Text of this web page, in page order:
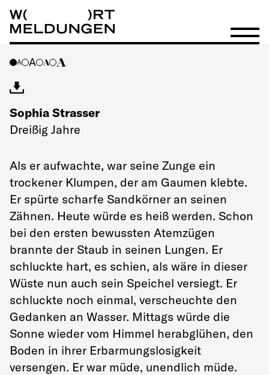
Wortmeldungen
A A A A
Sophia Strasser
Dreißig Jahre
Als er aufwachte, war seine Zunge ein
trockener Klumpen, der am Gaumen klebte.
Er spürte scharfe Sandkörner an seinen
Zähnen. Heute würde es heiß werden. Schon
bei den ersten bewussten Atemzügen
brannte der Staub in seinen Lungen. Er
schluckte hart, es schien, als wäre in dieser
Wüste nun auch sein Speichel versiegt. Er
schluckte noch einmal, verscheuchte den
Gedanken an Wasser. Mittags würde die
Sonne wieder vom Himmel herabglühen, den
Boden in ihrer Erbarmungslosigkeit
versengen. Er war müde, unendlich müde.